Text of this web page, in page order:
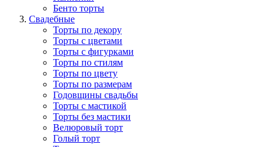
Бенто торты
Свадебные
Торты по декору
Торты с цветами
Торты с фигурками
Торты по стилям
Торты по цвету
Торты по размерам
Годовщины свадьбы
Торты с мастикой
Торты без мастики
Велюровый торт
Голый торт